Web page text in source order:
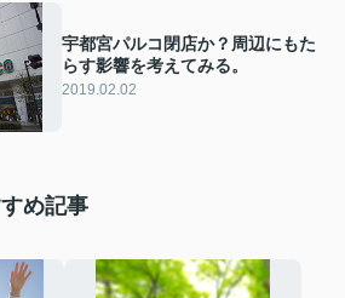
宇都宮パルコ閉店か？周辺にもた
らす影響を考えてみる。
2019.02.02
め記事